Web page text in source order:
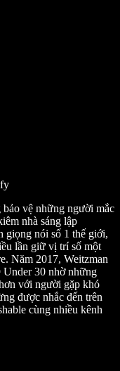
vệ những người mắc
nhà sáng lập
giọng nói số 1 thế giới,
lần giữ vị trí số một
Năm 2017, Weitzman
Under 30 nhờ những
với người gặp khó
được nhắc đến trên
cùng nhiều kênh